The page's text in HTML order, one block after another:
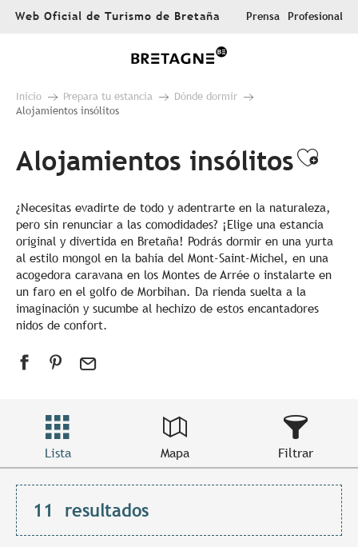
AllerWeb Oficial de Turismo de Bretaña Prensa Profesional
Inicio Prepara tu estancia
Dónde dormir
Alojamientos insólitos
Alojamientos insólitos
¿Necesitas evadirte de todo y adentrarte en la naturaleza,
pero sin renunciar a las comodidades? ¡Elige una estancia
original y divertida en Bretaña! Podrás dormir en una yurta
al estilo mongol en la bahía del Mont-Saint-Michel, en una
acogedora caravana en los Montes de Arrée o instalarte en
un faro en el golfo de Morbihan. Da rienda suelta a la
imaginación y sucumbe al hechizo de estos encantadores
nidos de confort.
Lista Mapa Filtrar
11 resultados